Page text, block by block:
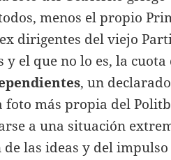
menos el propio
dirigentes del viejo
el que no lo es, la
, un
más propia del
a una situación
las ideas y del